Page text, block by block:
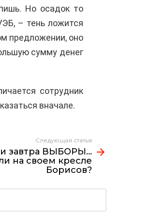
Но осадок то
– тень ложится
предложении, оно
сумму денег
сотрудник
вначале.
Следующая статья
завтра ВЫБОРЫ…
на своем кресле
Борисов?